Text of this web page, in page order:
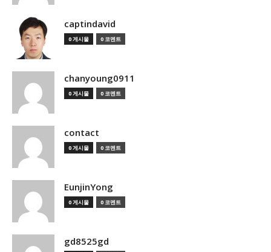
captindavid
0 게시물 0 코멘트
chanyoung0911
0 게시물 0 코멘트
contact
0 게시물 0 코멘트
EunjinYong
0 게시물 0 코멘트
gd8525gd